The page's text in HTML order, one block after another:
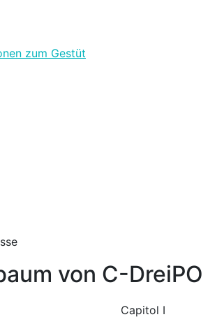
zum Gestüt
von C-DreiPO
Capitol I